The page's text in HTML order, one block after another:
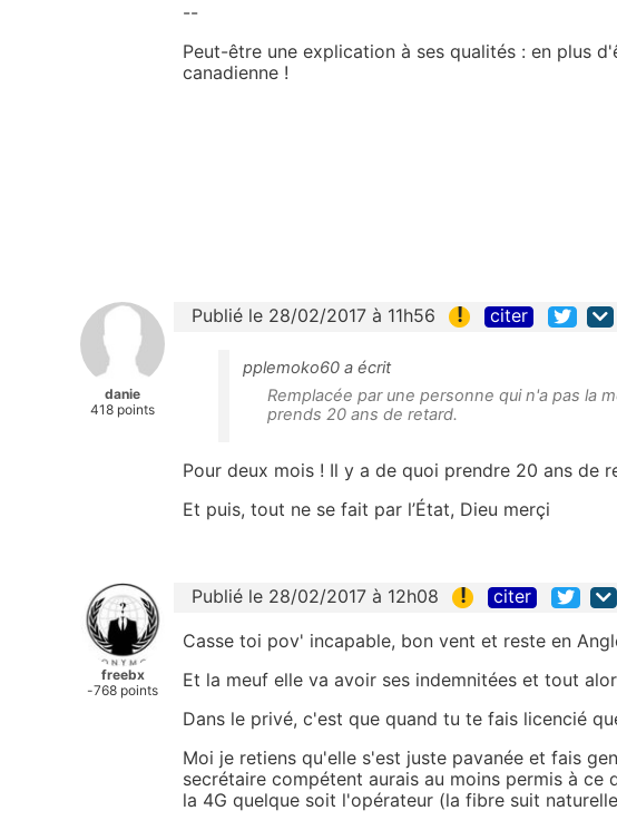
--
Peut-être une explication à ses qualités : en plus
canadienne !
danie
418 points
Publié le 28/02/2017 à 11h56 ! citer
pplemoko60 a écrit
Remplacée par une personne qui n'a pas la
prends 20 ans de retard.
Pour deux mois ! Il y a de quoi prendre 20 ans de
Et puis, tout ne se fait par l’État, Dieu merçi
freebx
-768 points
Publié le 28/02/2017 à 12h08 ! citer
Casse toi pov' incapable, bon vent et reste en
Et la meuf elle va avoir ses indemnitées et tout
Dans le privé, c'est que quand tu te fais licencié
Moi je retiens qu'elle s'est juste pavanée et fais
secrétaire compétent aurais au moins permis à ce
la 4G quelque soit l'opérateur (la fibre suit